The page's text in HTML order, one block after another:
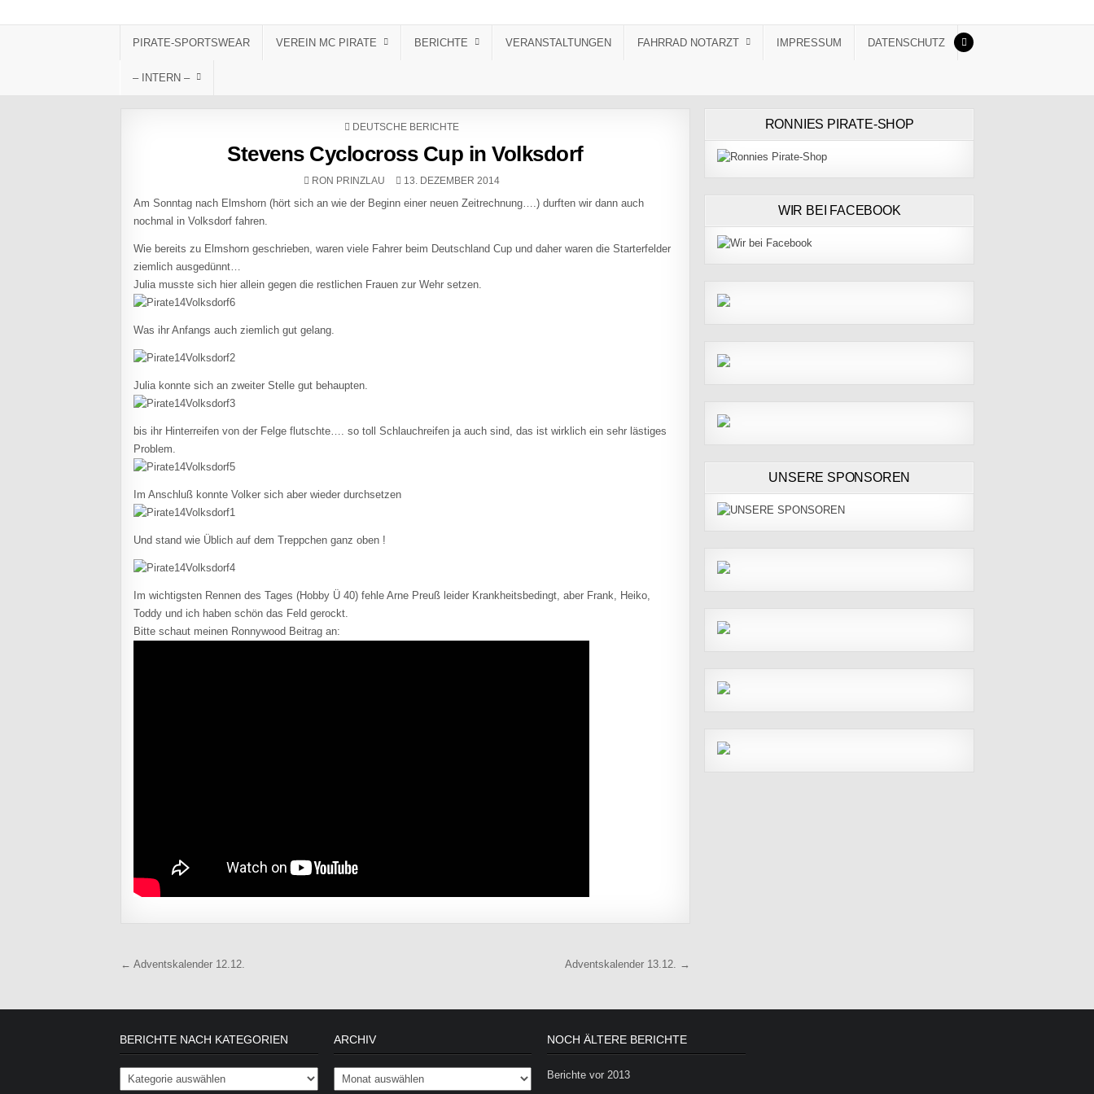
PIRATE-SPORTSWEAR VEREIN MC PIRATE BERICHTE VERANSTALTUNGEN FAHRRAD NOTARZT IMPRESSUM DATENSCHUTZ
– INTERN –
POSTED IN
DEUTSCHE BERICHTE
Stevens Cyclocross Cup in Volksdorf
AUTHOR:
RON PRINZLAU PUBLISHED DATE:
13. DEZEMBER 2014
Am Sonntag nach Elmshorn (hört sich an wie der Beginn einer neuen Zeitrechnung….) durften wir dann auch
nochmal in Volksdorf fahren.
Wie bereits zu Elmshorn geschrieben, waren viele Fahrer beim Deutschland Cup und daher waren die Starterfelder
ziemlich ausgedünnt…
Julia musste sich hier allein gegen die restlichen Frauen zur Wehr setzen.
Was ihr Anfangs auch ziemlich gut gelang.
Julia konnte sich an zweiter Stelle gut behaupten.
bis ihr Hinterreifen von der Felge flutschte…. so toll Schlauchreifen ja auch sind, das ist wirklich ein sehr lästiges
Problem.
Im Anschluß konnte Volker sich aber wieder durchsetzen
Und stand wie Üblich auf dem Treppchen ganz oben !
Im wichtigsten Rennen des Tages (Hobby Ü 40) fehle Arne Preuß leider Krankheitsbedingt, aber Frank, Heiko,
Toddy und ich haben schön das Feld gerockt.
Bitte schaut meinen Ronnywood Beitrag an:
Beitragsnavigation
← Adventskalender 12.12. Adventskalender 13.12. →
RONNIES PIRATE-SHOP
WIR BEI FACEBOOK
UNSERE SPONSOREN
BERICHTE NACH KATEGORIEN
Berichte nach Kategorien
ARCHIV
Archiv
NOCH ÄLTERE BERICHTE
Berichte vor 2013